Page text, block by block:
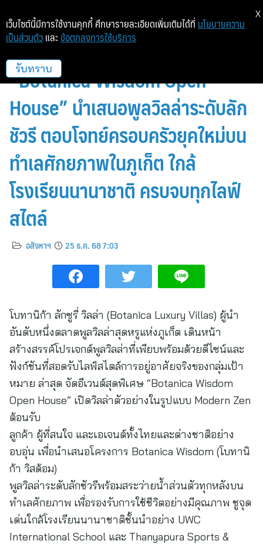
โบทานิก้า ลักซูรี่ วิลล่า จัดงาน
“Botanica Wisdom Open
House” นำเสนอพูลวิลล่าระดับลัก
ชัวรี ตอบโจทย์ครอบครัวยุคใหม่บน
ทำเลศักยภาพในภูเก็ต ใกล้
โรงเรียนนานาชาติ ครบจบทุกไลฟ์
สไตล์
อสังหาฯ 25 ธ.ค. 68 7:03
โบทานิก้า ลักซูรี่ วิลล่า (Botanica Luxury Villas) ผู้นำ
อันดับหนึ่งตลาดพูลวิลล่าสุดหรูแห่งภูเก็ต เดินหน้า
สร้างสรรค์โปรเจกต์พูลวิลล่าที่เพียบพร้อมด้วยดีไซน์และ
ฟังก์ชันที่สอดรับไลฟ์สไตล์การอยู่อาศัยจริงของกลุ่มเป้า
หมาย ล่าสุด จัดอีเวนต์สุดพิเศษ “Botanica Wisdom
Open House” เปิดวิลล่าตัวอย่างในรูปแบบ Modern Zen
ต้อนรับ
ลูกค้า ผู้ที่สนใจ และเอเจนต์ทั้งไทยและต่างชาติอย่าง
อบอุ่น เพื่อนำเสนอโครงการ Botanica Wisdom (โบทานิ
ก้า วิสด้อม)
พูลวิลล่าระดับลักชัวรีพร้อมสระว่ายน้ำส่วนตัวทุกหลังบน
ทำเลศักยภาพ เพื่อรองรับการใช้ชีวิตอย่างมีคุณภาพ ชูจุด
เด่นใกล้โรงเรียนนานาชาติชั้นนำอย่าง UWC
International School และ Thanyapura Sports &
เว็บไซต์นี้มีการใช้งานคุกกี้ ศึกษารายละเอียดเพิ่มเติมได้ที่ นโยบายความ
เป็นส่วนตัว และ ข้อตกลงการใช้บริการ
รับทราบ
X